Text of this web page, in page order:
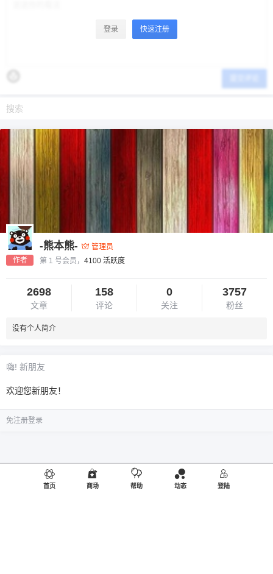
登录 快速注册
作者
-熊本熊-
管理员
第 1 号会员， 4100 活跃度
2698
文章
158
评论
0
关注
3757
粉丝
没有个人简介
嗨! 新朋友
欢迎您新朋友！
免注册登录
首页 商场 帮助 动态 登陆